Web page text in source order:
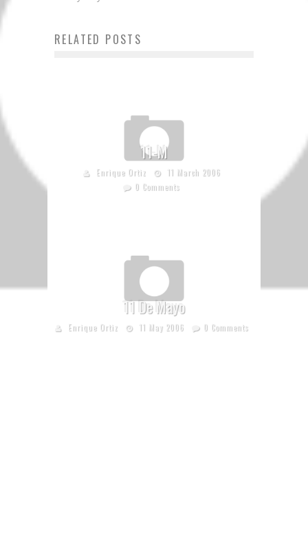
RELATED POSTS
11-M
Enrique Ortiz
11 March 2006
0 Comments
11 De Mayo
Enrique Ortiz 11 May 2006 0 Comments